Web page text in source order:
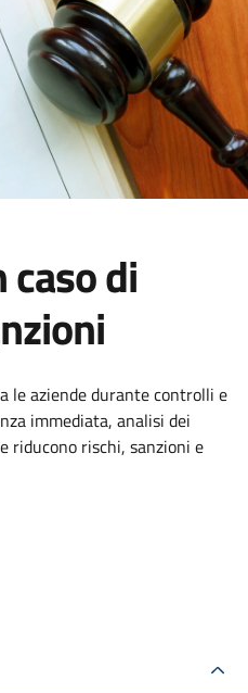
di
le aziende durante controlli e
immediata, analisi dei
riducono rischi, sanzioni e